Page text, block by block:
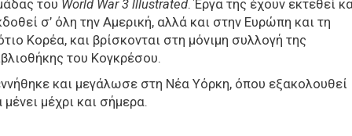
του World War3 lllustrated. Έργα της έχουν εκτεθεί
σ’ όλη την Αμερική, αλλά και στην Ευρώπη και τη
Κορέα, και βρίσκονται στη μόνιμη συλλογή της
του Κογκρέσου.
και μεγάλωσε στη Νέα Υόρκη, όπου εξακολουθεί
μένει μέχρι και σήμερα.